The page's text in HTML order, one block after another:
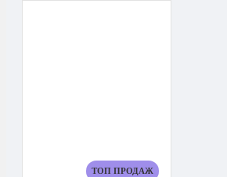
ТОП ПРОДАЖ